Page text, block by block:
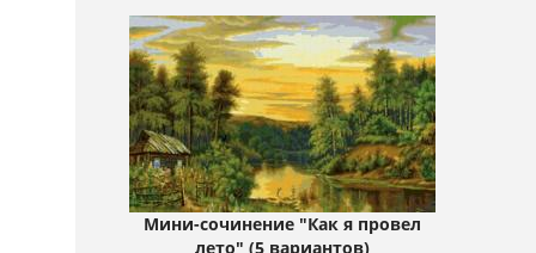
Мини-сочинение "Как я провел
лето" (5 вариантов)